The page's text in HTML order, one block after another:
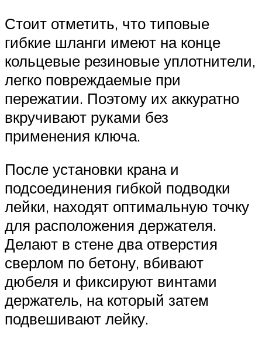
Стоит отметить, что типовые
гибкие шланги имеют на конце
кольцевые резиновые уплотнители,
легко повреждаемые при
пережатии. Поэтому их аккуратно
вкручивают руками без
применения ключа.
После установки крана и
подсоединения гибкой подводки
лейки, находят оптимальную точку
для расположения держателя.
Делают в стене два отверстия
сверлом по бетону, вбивают
дюбеля и фиксируют винтами
держатель, на который затем
подвешивают лейку.